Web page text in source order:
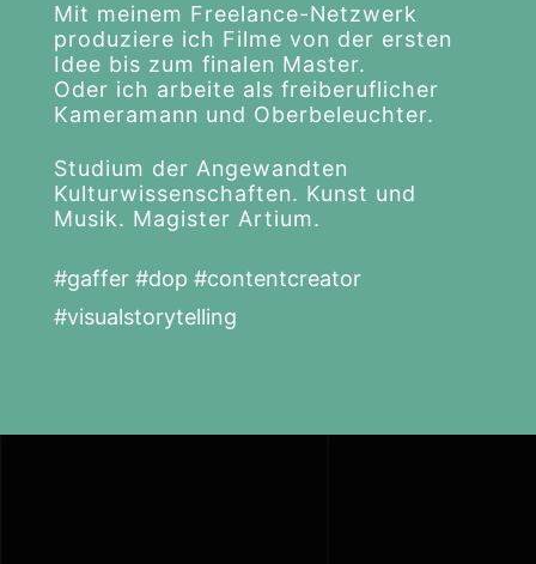
Mit meinem Freelance-Netzwerk
produziere ich Filme von der ersten
Idee bis zum finalen Master.
Oder ich arbeite als freiberuflicher
Kameramann und Oberbeleuchter.
Studium der Angewandten
Kulturwissenschaften. Kunst und
Musik. Magister Artium.
#gaffer #dop #contentcreator
#visualstorytelling